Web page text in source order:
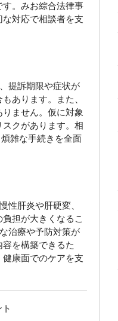
。みお綜合法律事
対応で相談者を支
提訴期限や症状が
あります。また、
ません。仮に対象
クがあります。相
雑な手続きを全面
性肝炎や肝硬変、
担が大きくなるこ
治療や予防対策が
を構築できるた
康面でのケアを支